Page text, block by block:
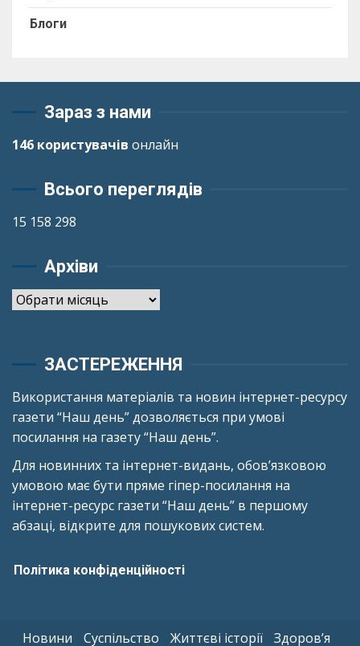
Блоги
Зараз з нами
146 користувачів онлайн
Всього переглядів
15 158 298
Архіви
Архіви
ЗАСТЕРЕЖЕННЯ
Використання матеріалів та новин інтернет-ресурсу
газети “Наш день” дозволяється при умові
посилання на газету “Наш день”.
Для новинних та інтернет-видань, обов’язковою
умовою має бути пряме гіпер-посилання на
інтернет-ресурс газети “Наш день” в першому
абзаці, відкрите для пошукових систем.
Політика конфіденційності
Новини Суспільство Життєві історії Здоров’я